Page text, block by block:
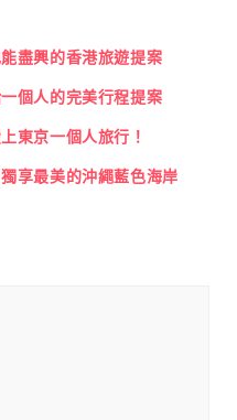
盡興的香港旅遊提案
個人的完美行程提案
東京一個人旅行！
享最美的沖繩藍色海岸